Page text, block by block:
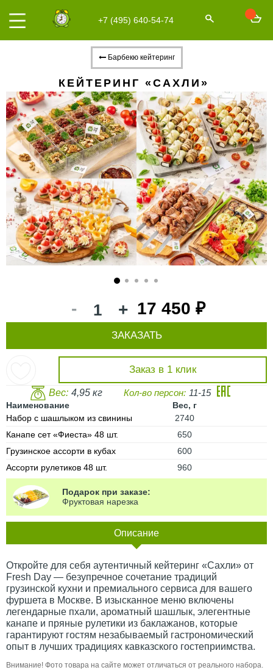
+7 (495) 640-54-74
Барбекю кейтеринг
КЕЙТЕРИНГ «САХЛИ»
- + 17 450 ₽
Заказ в 1 клик
ЗАКАЗАТЬ
Вес: 4,95 кг Кол-во персон: 11-15
Наименование
Вес, г
Набор с шашлыком из свинины
2740
Канапе сет «Фиеста» 48 шт.
650
Грузинское ассорти в кубах
600
Ассорти рулетиков 48 шт.
960
Подарок при заказе:
Фруктовая нарезка
Описание
Откройте для себя аутентичный кейтеринг «Сахли» от
Fresh Day — безупречное сочетание традиций
грузинской кухни и премиального сервиса для вашего
фуршета в Москве. В изысканное меню включены
легендарные пхали, ароматный шашлык, элегентные
канапе и пряные рулетики из баклажанов, которые
гарантируют гостям незабываемый гастрономический
опыт в лучших традициях кавказского гостеприимства.
Внимание! Фото товара на сайте может отличаться от реального набора.